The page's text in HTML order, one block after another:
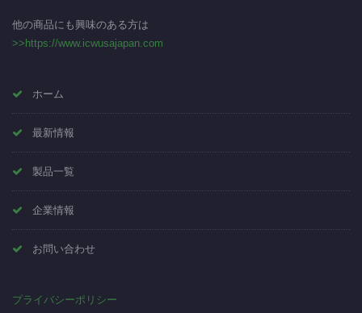
他の商品にも興味のある方は
>>https://www.icwusajapan.com
ホーム
最新情報
製品一覧
企業情報
お問い合わせ
プライバシーポリシー